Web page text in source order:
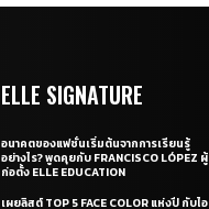
ELLE SIGNATURE
อนาคตของแฟชั่นเริ่มต้นจากการเรียนรู้
อย่างไร? พูดคุยกับ FRANCISCO LÓPEZ ผู้
ก่อตั้ง ELLE EDUCATION
เผยลิสต์ TOP 5 FACE COLOR แห่งปี กับไอ